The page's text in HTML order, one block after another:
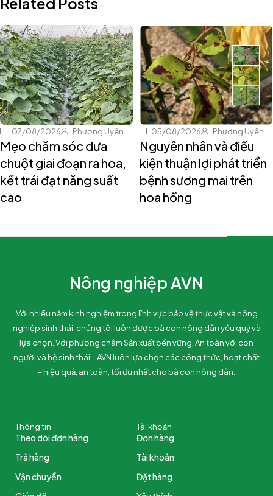
07/08/2026 Phương Uyên
Mẹo chăm sóc dưa
chuột giai đoạn ra hoa,
kết trái đạt năng suất
cao
05/08/2026 Phương Uyên
Nguyên nhân và điều
kiện thuận lợi phát triển
bệnh sương mai trên
hoa hồng
Nông nghiệp AVN
Với nhiều năm kinh nghiệm trong lĩnh vực bảo vệ thực vật và nông
nghiệp sinh thái, chúng tôi luôn được bà con nông dân yêu quý và
lựa chọn. Với phương châm Sản xuất bền vững, An toàn với con
người và hệ sinh thái – AVN luôn lựa chọn các công thức, hoạt chất
– hiệu quả, an toàn, tối ưu nhất cho bà con nông dân.
Thông tin
Theo dõi đơn hàng
Trả hàng
Vận chuyển
Tài khoản
Đơn hàng
Tài khoản
Đặt hàng